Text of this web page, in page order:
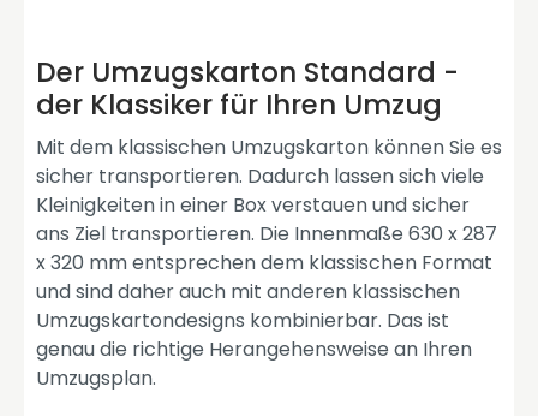
Der Umzugskarton Standard -
der Klassiker für Ihren Umzug
Mit dem klassischen Umzugskarton können Sie es
sicher transportieren. Dadurch lassen sich viele
Kleinigkeiten in einer Box verstauen und sicher
ans Ziel transportieren. Die Innenmaße 630 x 287
x 320 mm entsprechen dem klassischen Format
und sind daher auch mit anderen klassischen
Umzugskartondesigns kombinierbar. Das ist
genau die richtige Herangehensweise an Ihren
Umzugsplan.